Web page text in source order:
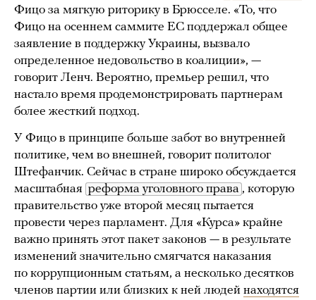
Фицо за мягкую риторику в Брюсселе. «То, что
Фицо на осеннем саммите ЕС поддержал общее
заявление в поддержку Украины, вызвало
определенное недовольство в коалиции», —
говорит Ленч. Вероятно, премьер решил, что
настало время продемонстрировать партнерам
более жесткий подход.
У Фицо в принципе больше забот во внутренней
политике, чем во внешней, говорит политолог
Штефанчик. Сейчас в стране широко обсуждается
масштабная реформа уголовного права , которую
правительство уже второй месяц пытается
провести через парламент. Для «Курса» крайне
важно принять этот пакет законов — в результате
изменений значительно смягчатся наказания
по коррупционным статьям, а несколько десятков
членов партии или близких к ней людей находятся